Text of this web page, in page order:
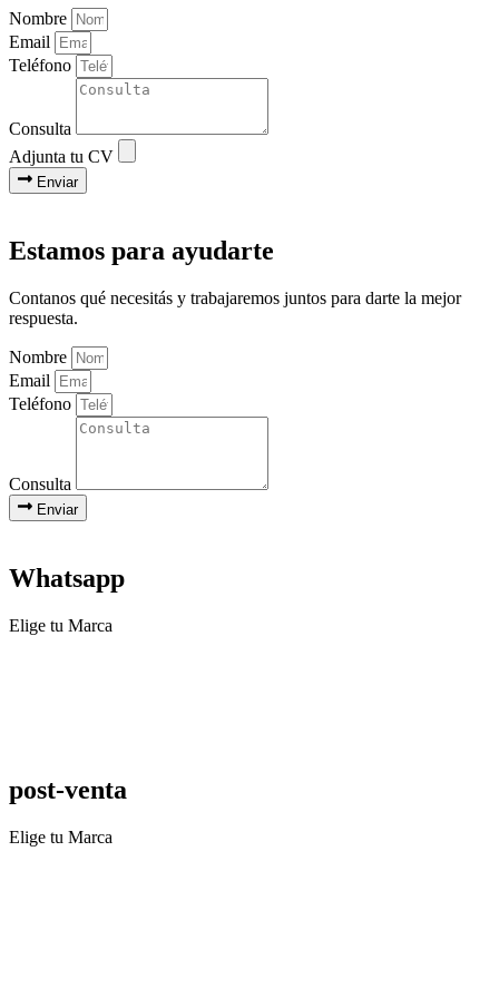
Nombre
Email
Teléfono
Consulta
Adjunta tu CV
Enviar
Estamos para ayudarte
Contanos qué necesitás y trabajaremos juntos para darte la mejor
respuesta.
Nombre
Email
Teléfono
Consulta
Enviar
Whatsapp
Elige tu Marca
post-venta
Elige tu Marca